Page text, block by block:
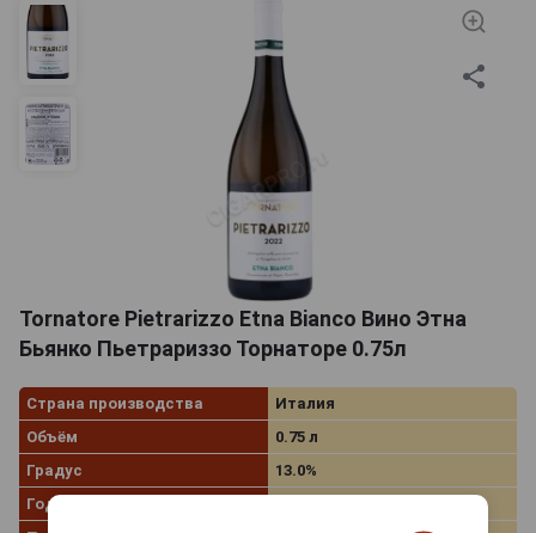
Tornatore Pietrarizzo Etna Bianco Вино Этна
Бьянко Пьетрариззо Торнаторе 0.75л
Страна производства
Италия
Объём
0.75 л
Градус
13.0%
Год производства